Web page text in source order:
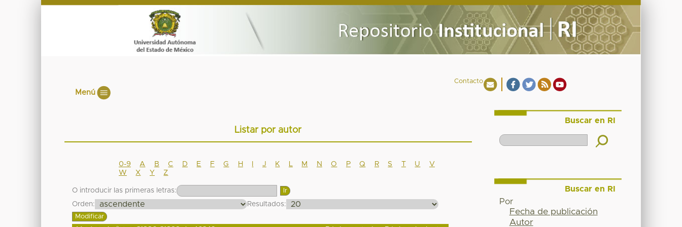
Contacto
Menú
Listar por autor
0-9 A B C D E F G H J K M N O P Q R S T U
V
W
X Y Z
O introducir las primeras letras:
Orden:
Resultados:
Buscar en RI
Buscar en RI
Por
Fecha de publicación
Autor